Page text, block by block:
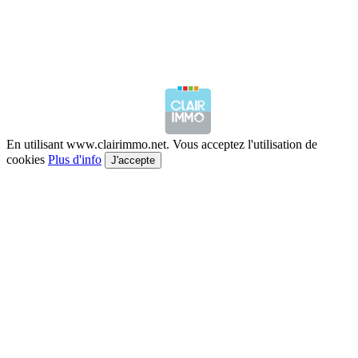
En utilisant www.clairimmo.net. Vous acceptez l'utilisation de
cookies Plus d'info J'accepte